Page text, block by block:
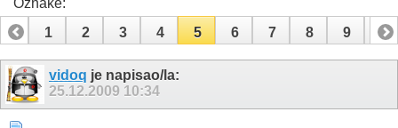
1
2 3 4 5 6 7 8 9 10
12 14
vidoq je napisao/la:
25.12.2009 10:34